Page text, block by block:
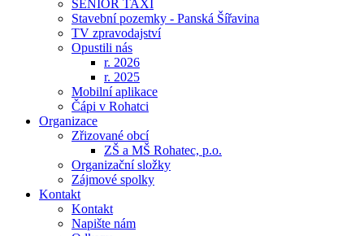
SENIOR TAXI
Stavební pozemky - Panská Šířavina
TV zpravodajství
Opustili nás
r. 2026
r. 2025
Mobilní aplikace
Čápi v Rohatci
Organizace
Zřizované obcí
ZŠ a MŠ Rohatec, p.o.
Organizační složky
Zájmové spolky
Kontakt
Kontakt
Napište nám